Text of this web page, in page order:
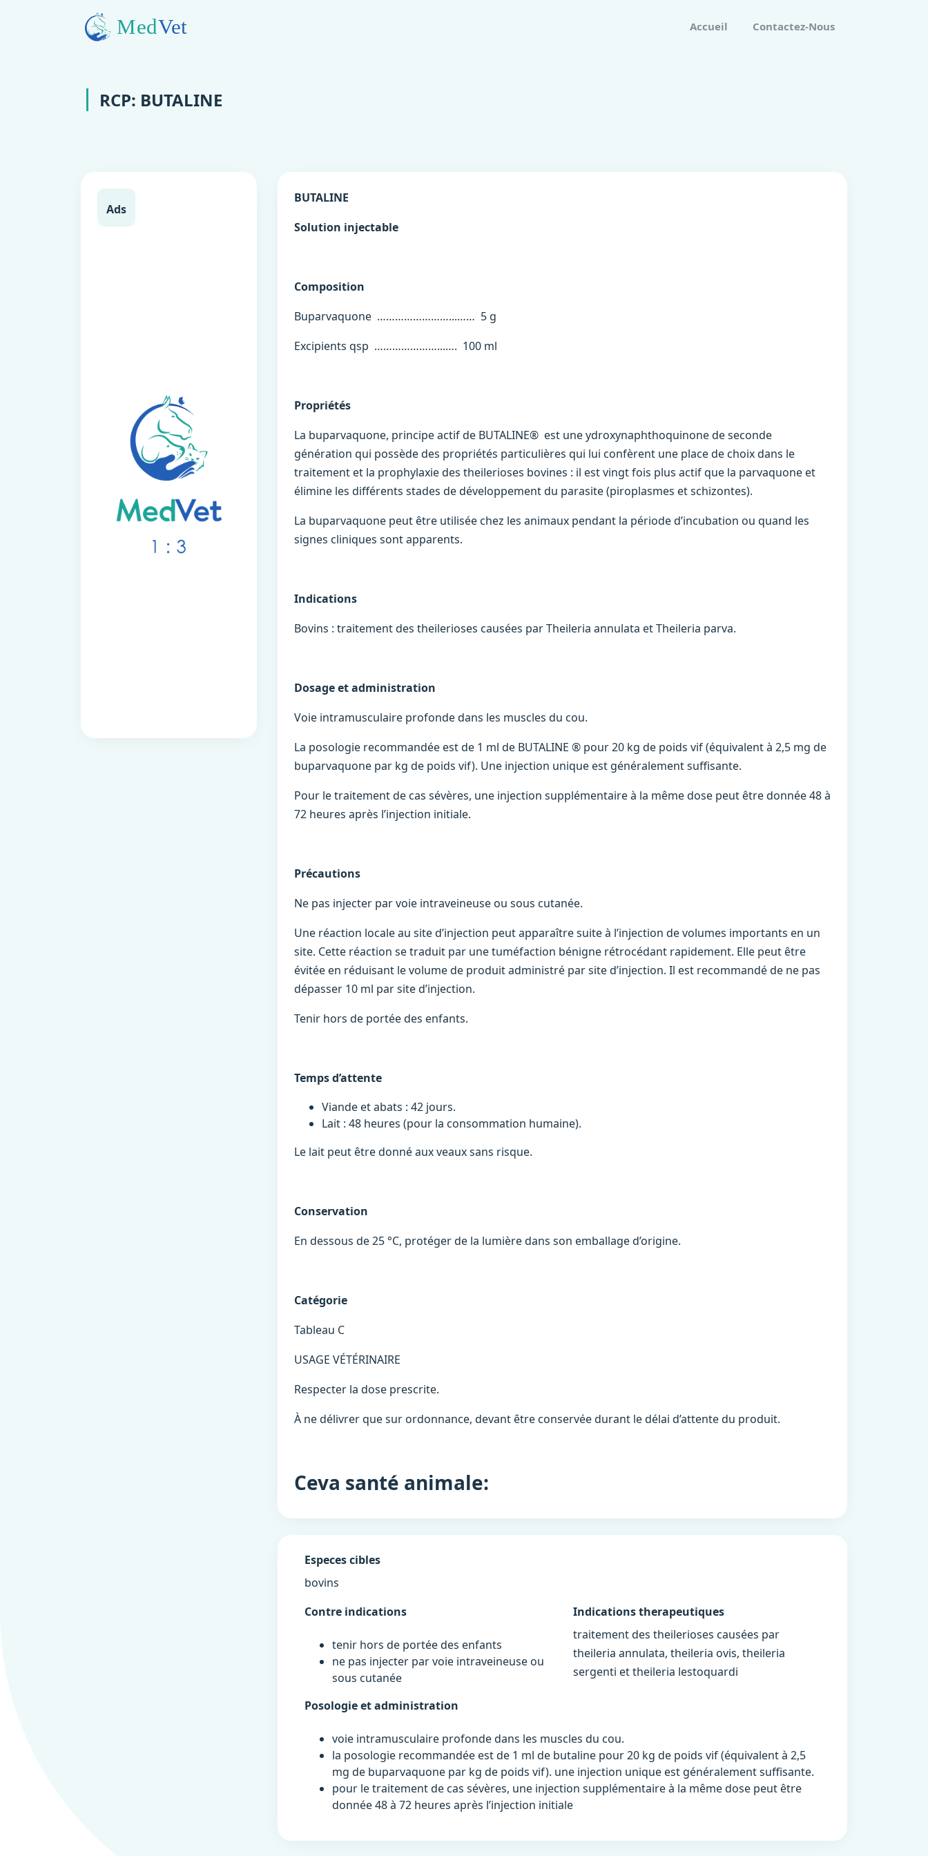
Accueil Contactez-Nous
RCP: BUTALINE
Ads
BUTALINE
Solution injectable
Composition
Buparvaquone ……………………...…… 5 g
Excipients qsp …………………...…. 100 ml
Propriétés
La buparvaquone, principe actif de BUTALINE® est une ydroxynaphthoquinone de seconde
génération qui possède des propriétés particulières qui lui confèrent une place de choix dans le
traitement et la prophylaxie des theilerioses bovines : il est vingt fois plus actif que la parvaquone et
élimine les différents stades de développement du parasite (piroplasmes et schizontes).
La buparvaquone peut être utilisée chez les animaux pendant la période d’incubation ou quand les
signes cliniques sont apparents.
Indications
Bovins : traitement des theilerioses causées par Theileria annulata et Theileria parva.
Dosage et administration
Voie intramusculaire profonde dans les muscles du cou.
La posologie recommandée est de 1 ml de BUTALINE ® pour 20 kg de poids vif (équivalent à 2,5 mg de
buparvaquone par kg de poids vif). Une injection unique est généralement suffisante.
Pour le traitement de cas sévères, une injection supplémentaire à la même dose peut être donnée 48 à
72 heures après l’injection initiale.
Précautions
Ne pas injecter par voie intraveineuse ou sous cutanée.
Une réaction locale au site d’injection peut apparaître suite à l’injection de volumes importants en un
site. Cette réaction se traduit par une tuméfaction bénigne rétrocédant rapidement. Elle peut être
évitée en réduisant le volume de produit administré par site d’injection. Il est recommandé de ne pas
dépasser 10 ml par site d’injection.
Tenir hors de portée des enfants.
Temps d’attente
Viande et abats : 42 jours.
Lait : 48 heures (pour la consommation humaine).
Le lait peut être donné aux veaux sans risque.
Conservation
En dessous de 25 °C, protéger de la lumière dans son emballage d’origine.
Catégorie
Tableau C
USAGE VÉTÉRINAIRE
Respecter la dose prescrite.
À ne délivrer que sur ordonnance, devant être conservée durant le délai d’attente du produit.
Ceva santé animale:
Especes cibles
bovins
Contre indications
tenir hors de portée des enfants
ne pas injecter par voie intraveineuse ou
sous cutanée
Indications therapeutiques
traitement des theilerioses causées par
theileria annulata, theileria ovis, theileria
sergenti et theileria lestoquardi
Posologie et administration
voie intramusculaire profonde dans les muscles du cou.
la posologie recommandée est de 1 ml de butaline pour 20 kg de poids vif (équivalent à 2,5
mg de buparvaquone par kg de poids vif). une injection unique est généralement suffisante.
pour le traitement de cas sévères, une injection supplémentaire à la même dose peut être
donnée 48 à 72 heures après l’injection initiale